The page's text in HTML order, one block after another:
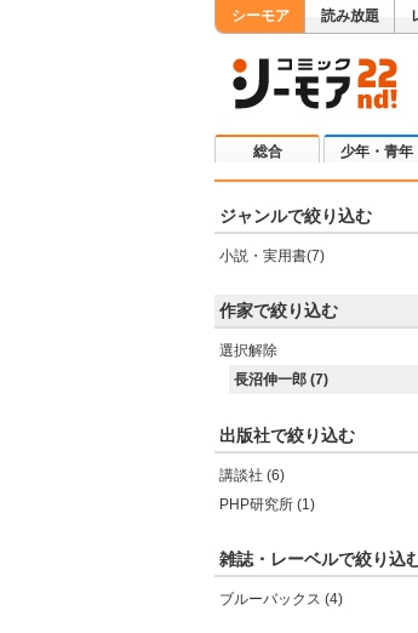
シーモア 読み放題
総合 少年・青年
ジャンルで絞り込む
小説・実用書(7)
作家で絞り込む
選択解除
長沼伸一郎 (7)
出版社で絞り込む
講談社 (6)
PHP研究所 (1)
雑誌・レーベルで絞り込
ブルーバックス (4)